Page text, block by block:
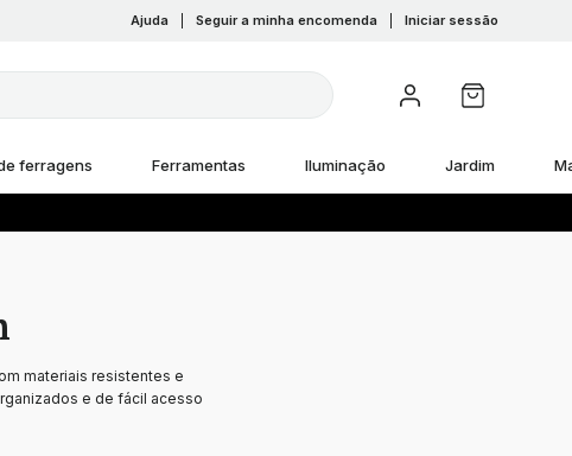
Ajuda Seguir a minha encomenda Iniciar sessão
ferragens Ferramentas Iluminação Jardim
materiais resistentes e
e de fácil acesso